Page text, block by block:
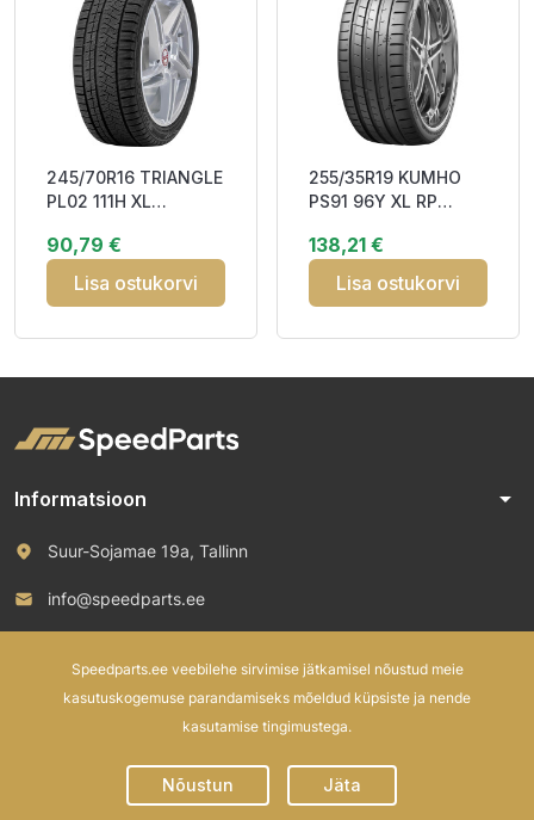
245/70R16 TRIANGLE
PL02 111H XL
3PMSF M+S
90,79 €
Lisa ostukorvi
255/35R19 KUMHO
PS91 96Y XL RP
138,21 €
Lisa ostukorvi
Informatsioon arrow_drop_down
Suur-Sojamae 19a, Tallinn
info@speedparts.ee
Speedparts.ee veebilehe sirvimise jätkamisel nõustud meie
kasutuskogemuse parandamiseks mõeldud küpsiste ja nende
kasutamise tingimustega.
Nõustun Jäta